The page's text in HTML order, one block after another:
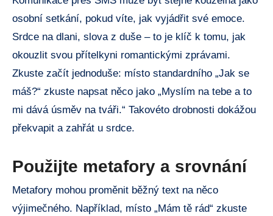
osobní setkání, pokud víte, jak vyjádřit své emoce.
Srdce na dlani, slova z duše – to je klíč k tomu, jak
okouzlit svou přítelkyni romantickými zprávami.
Zkuste začít jednoduše: místo standardního „Jak se
máš?“ zkuste napsat něco jako „Myslím na tebe a to
mi dává úsměv na tváři.“ Takovéto drobnosti dokážou
překvapit a zahřát u srdce.
Použijte metafory a srovnání
Metafory mohou proměnit běžný text na něco
výjimečného. Například, místo „Mám tě rád“ zkuste